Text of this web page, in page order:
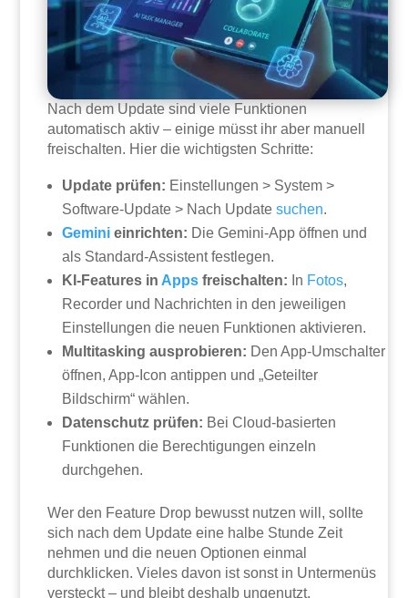
Nach dem Update sind viele Funktionen
automatisch aktiv – einige müsst ihr aber manuell
freischalten. Hier die wichtigsten Schritte:
Update prüfen: Einstellungen > System >
Software-Update > Nach Updatesuchen.
Gemini einrichten: Die Gemini-App öffnen und
als Standard-Assistent festlegen.
KI-Features in Apps freischalten: In Fotos,
Recorder und Nachrichten in den jeweiligen
Einstellungen die neuen Funktionen aktivieren.
Multitasking ausprobieren: Den App-Umschalter
öffnen, App-Icon antippen und „Geteilter
Bildschirm“ wählen.
Datenschutz prüfen: Bei Cloud-basierten
Funktionen die Berechtigungen einzeln
durchgehen.
Wer den Feature Drop bewusst nutzen will, sollte
sich nach dem Update eine halbe Stunde Zeit
nehmen und die neuen Optionen einmal
durchklicken. Vieles davon ist sonst in Untermenüs
versteckt – und bleibt deshalb ungenutzt.